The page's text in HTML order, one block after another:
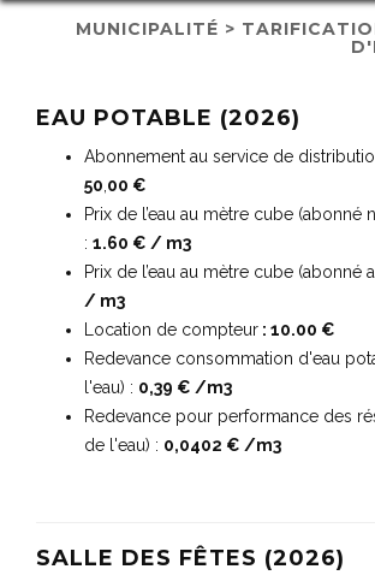
MUNICIPALITÉ >
EAU POTABLE (2026)
Abonnement au service de
50 00 €
Prix de l’eau au mètre cube (abonné
: 1.60 € / m3
Prix de l’eau au mètre cube (abonné
/ m3
Location de compteur : 10.00 €
Redevance consommation d'eau
l'eau) : 0,39 € /m3
Redevance pour performance des
de l'eau) : 0,0402 € /m3
SALLE DES FÊTES (2026)